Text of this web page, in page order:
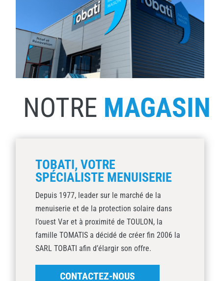
NOTRE MAGASIN
TOBATI, VOTRE
SPÉCIALISTE MENUISERIE
Depuis 1977, leader sur le marché de la
menuiserie et de la protection solaire dans
l’ouest Var et à proximité de TOULON, la
famille TOMATIS a décidé de créer fin 2006 la
SARL TOBATI afin d’élargir son offre.
CONTACTEZ-NOUS